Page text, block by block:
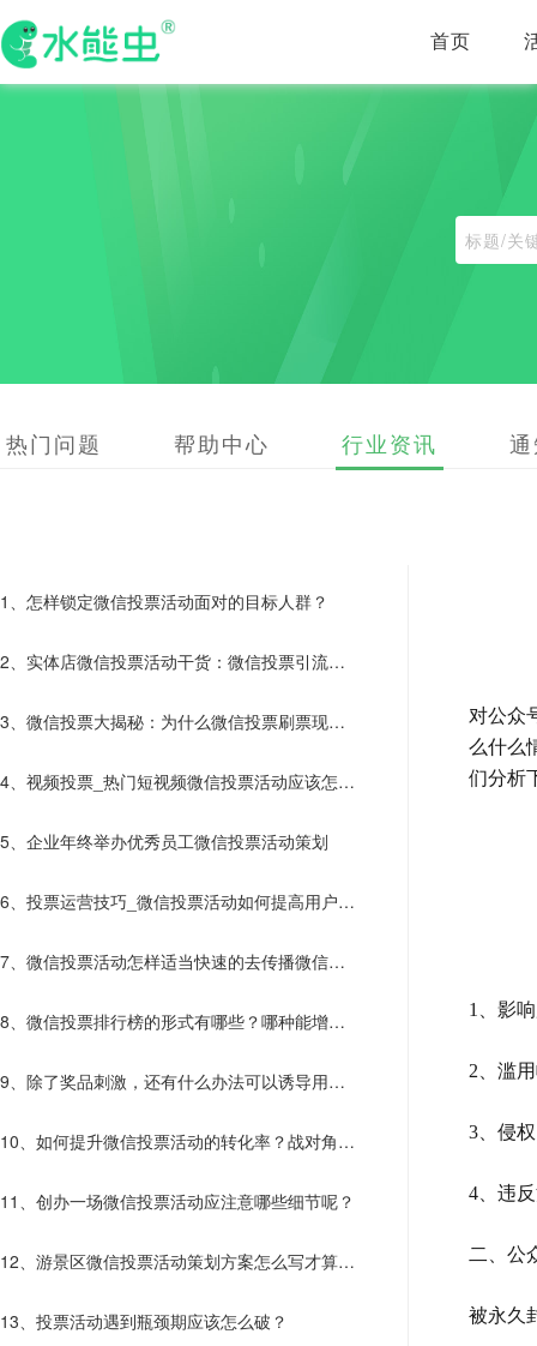
首页
热门问题 帮助中心 行业资讯
1、怎样锁定微信投票活动面对的目标人群？
2、实体店微信投票活动干货：微信投票引流阶
段活动可以这样做
3、微信投票大揭秘：为什么微信投票刷票现象
屡禁不止呢？
4、视频投票_热门短视频微信投票活动应该怎样
创建？
5、企业年终举办优秀员工微信投票活动策划
6、投票运营技巧_微信投票活动如何提高用户参
与感?
7、微信投票活动怎样适当快速的去传播微信投
票​活动？
8、微信投票排行榜的形式有哪些？哪种能增加
选手热情？
9、除了奖品刺激，还有什么办法可以诱导用户
主动传播？
10、如何提升微信投票活动的转化率？战对角度
才能决胜
11、创办一场微信投票活动应注意哪些细节呢？
12、游景区微信投票活动策划方案怎么写才算走
心了？
13、投票活动遇到瓶颈期应该怎么破？
对公众
么什么
们分析
1、影
2、滥
3、侵
4、违
二、公
被永久